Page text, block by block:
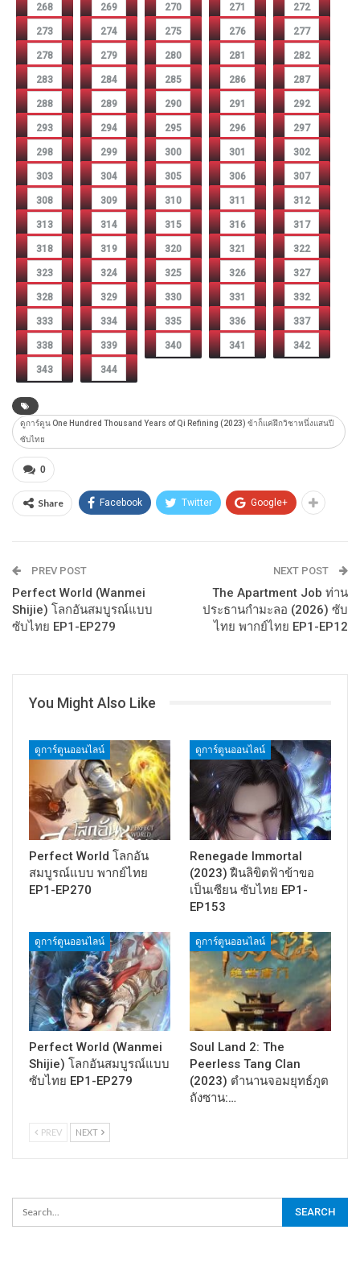
268 269 270 271 272
273 274 275 276 277
278 279 280 281 282
283 284 285 286 287
288 289 290 291 292
293 294 295 296 297
298 299 300 301 302
303 304 305 306 307
308 309 310 311 312
313 314 315 316 317
318 319 320 321 322
323 324 325 326 327
328 329 330 331 332
333 334 335 336 337
338 339 340 341 342
343 344
ดูการ์ตูน One Hundred Thousand Years of Qi Refining (2023) ข้าก็แค่ฝึกวิชาหนึ่งแสนปี
ซับไทย
0
Share Facebook Twitter Google+
PREV POST
Perfect World (Wanmei
Shijie) โลกอันสมบูรณ์แบบ
ซับไทย EP1-EP279
NEXT POST
The Apartment Job ท่าน
ประธานกำมะลอ (2026) ซับ
ไทย พากย์ไทย EP1-EP12
You Might Also Like
ดูการ์ตูนออนไลน์
Perfect World โลกอัน
สมบูรณ์แบบ พากย์ไทย
EP1-EP270
ดูการ์ตูนออนไลน์
Renegade Immortal
(2023) ฝืนลิขิตฟ้าข้าขอ
เป็นเซียน ซับไทย EP1-
EP153
ดูการ์ตูนออนไลน์
Perfect World (Wanmei
Shijie) โลกอันสมบูรณ์แบบ
ซับไทย EP1-EP279
ดูการ์ตูนออนไลน์
Soul Land 2: The
Peerless Tang Clan
(2023) ตำนานจอมยุทธ์ภูต
ถังซาน:…
PREV NEXT